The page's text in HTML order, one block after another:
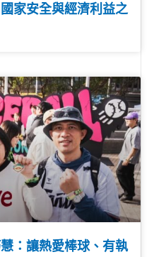
家安全與經濟利益之
：讓熱愛棒球、有執